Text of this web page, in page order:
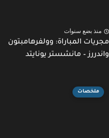
بضع سنوات
المباراة: وولفرهامبتون
– مانشستر يونايتد
ملخصات